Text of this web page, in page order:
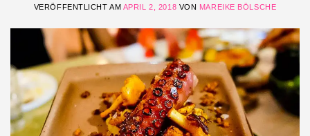
VERÖFFENTLICHT AM APRIL 2, 2018 VON MAREIKE BÖLSCHE